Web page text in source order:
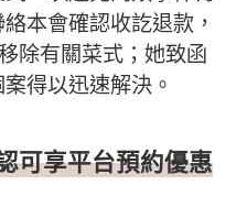
本會確認收訖退款，
除有關菜式；她致函
得以迅速解決。
可享平台預約優惠